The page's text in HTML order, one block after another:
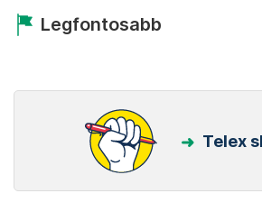
Legfontosabb
Telex